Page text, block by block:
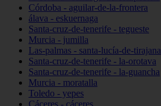
Córdoba - aguilar-de-la-frontera
álava - eskuernaga
Santa-cruz-de-tenerife - tegueste
Murcia - jumilla
Las-palmas - santa-lucía-de-tirajana
Santa-cruz-de-tenerife - la-orotava
Santa-cruz-de-tenerife - la-guancha
Murcia - moratalla
Toledo - yepes
Cáceres - cáceres